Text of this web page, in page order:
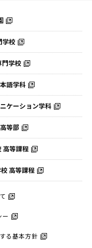
学校
門学校
語学科
ケーション学科
等部
高等課程
高等課程
ー
る基本方針